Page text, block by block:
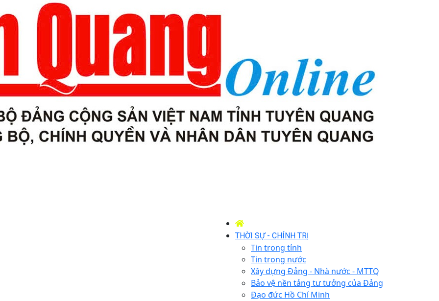
THỜI SỰ - CHÍNH TRỊ
Tin trong tỉnh
Tin trong nước
Xây dựng Đảng - Nhà nước - MTTQ
Bảo vệ nền tảng tư tưởng của Đảng
Đạo đức Hồ Chí Minh